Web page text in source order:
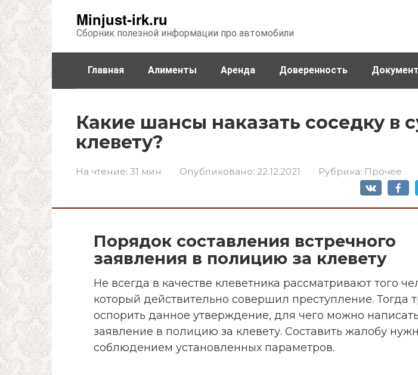
Minjust-irk.ru
Сборник полезной информации про автомобили
Главная Алименты Аренда Доверенность
Какие шансы наказать соседку в
клевету?
На чтение: 31 мин Опубликовано: 22.12.2021 Рубрика: Прочее
Порядок составления встречного
заявления в полицию за клевету
Не всегда в качестве клеветника рассматривают того
который действительно совершил преступление. Тогда
оспорить данное утверждение, для чего можно
заявление в полицию за клевету. Составить жалобу
соблюдением установленных параметров.